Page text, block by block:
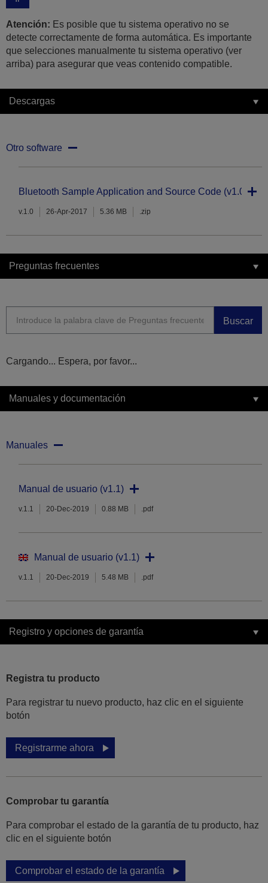
Atención: Es posible que tu sistema operativo no se
detecte correctamente de forma automática. Es importante
que selecciones manualmente tu sistema operativo (ver
arriba) para asegurar que veas contenido compatible.
Descargas
Otro software
Bluetooth Sample Application and Source Code (v1.0)
v.1.0 26-Apr-2017 5.36 MB .zip
Preguntas frecuentes
Buscar
Cargando... Espera, por favor...
Manuales y documentación
Manuales
Manual de usuario (v1.1)
v.1.1 20-Dec-2019 0.88 MB .pdf
Manual de usuario (v1.1)
v.1.1 20-Dec-2019 5.48 MB .pdf
Registro y opciones de garantía
Registra tu producto
Para registrar tu nuevo producto, haz clic en el siguiente
botón
Registrarme ahora
Comprobar tu garantía
Para comprobar el estado de la garantía de tu producto, haz
clic en el siguiente botón
Comprobar el estado de la garantía